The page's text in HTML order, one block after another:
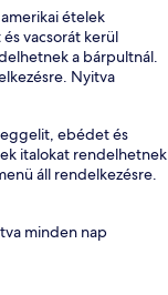
ételek
vacsorát kerül
a bárpultnál.
Nyitva
ebédet és
italokat rendelhetnek
áll rendelkezésre.
minden nap